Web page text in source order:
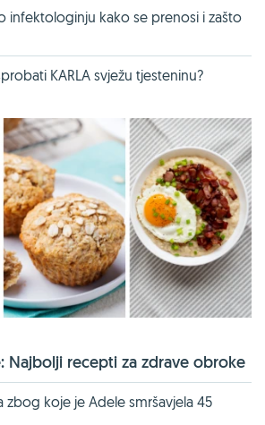
infektologinju kako se prenosi i zašto
KARLA svježu tjesteninu?
Najbolji recepti za zdrave obroke
zbog koje je Adele smršavjela 45